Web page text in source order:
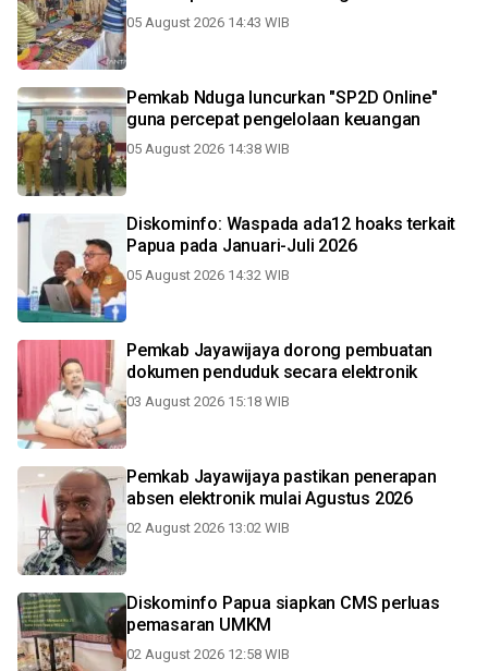
05 August 2026 14:43 WIB
Pemkab Nduga luncurkan "SP2D Online"
guna percepat pengelolaan keuangan
05 August 2026 14:38 WIB
Diskominfo: Waspada ada12 hoaks terkait
Papua pada Januari-Juli 2026
05 August 2026 14:32 WIB
Pemkab Jayawijaya dorong pembuatan
dokumen penduduk secara elektronik
03 August 2026 15:18 WIB
Pemkab Jayawijaya pastikan penerapan
absen elektronik mulai Agustus 2026
02 August 2026 13:02 WIB
Diskominfo Papua siapkan CMS perluas
pemasaran UMKM
02 August 2026 12:58 WIB